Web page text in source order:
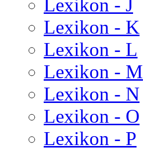
Lexikon - J
Lexikon - K
Lexikon - L
Lexikon - M
Lexikon - N
Lexikon - O
Lexikon - P